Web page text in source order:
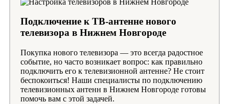
Подключение к ТВ-антенне нового
телевизора в Нижнем Новгороде
Покупка нового телевизора — это всегда радостное
событие, но часто возникает вопрос: как правильно
подключить его к телевизионной антенне? Не стоит
беспокоиться! Наши специалисты по подключению
телевизионных антенн в Нижнем Новгороде готовы
помочь вам с этой задачей.